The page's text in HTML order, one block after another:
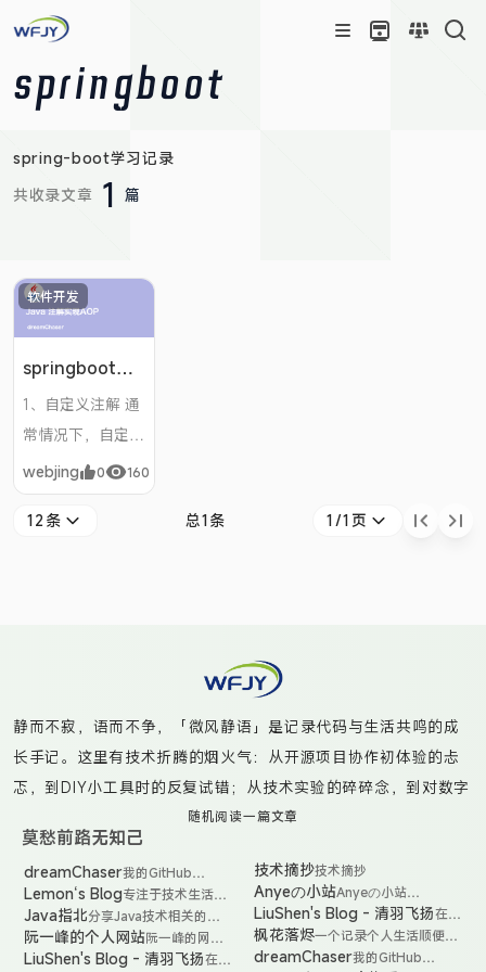
springboot
spring-boot学习记录
共收录文章 1 篇
软件开发
springboot中
如何使用注解来
实现aop
1、自定义注解 通
常情况下，自定义
注解都是定义在
domain 包下的
annotation 包
) @Documen
webjing 0 160
12条 总1条 1/1页
静而不寂，语而不争，「微风静语」是记录代码与生活共鸣的成
长手记。这里有技术折腾的烟火气：从开源项目协作初体验的忐
忑，到DIY小工具时的反复试错；从技术实验的碎碎念，到对数字
工具的深度思考。偶尔捕捉咖啡渍染的书页光影，更多时候是真
诚分享那些“虽不完美但真实”的代码实践——无论是给开源项目提
交PR时的笨拙尝试，还是用自动化脚本点亮生活的小魔法。在创
造与沉淀的循环中，与你共同见证非科班小白的技术觉醒之路。
随机阅读一篇文章
莫愁前路无知己
dreamChaser我的GitHub
pages托管的静态
页面（副站点，内
容不全，建议访问
本站点的内容）
Lemon‘s Blog专注于技术生活分
享
Java指北分享Java技术相关的东
西，包括但不限于源码解
析、面试宝典、日常问题
排查、工作趣文等等。
阮一峰的个人网站阮一峰的网络
日志
LiuShen's Blog - 清羽飞扬在
技术摘抄技术摘抄
Anyeの小站Anyeの小站
(Anye.xyz) - 开放，
技术性的个人博客，
欢迎各位访客的到
来！这是一个发现创
LiuShen's Blog - 清羽飞扬在
liushen
枫花落烬一个记录个人生活顺便分
享些实用有趣的小项目的
dreamChaser我的GitHub